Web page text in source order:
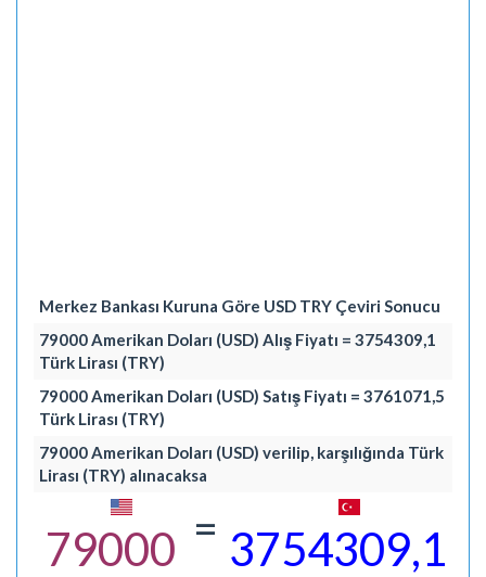
Merkez Bankası Kuruna Göre USD TRY Çeviri Sonucu
79000 Amerikan Doları (USD) Alış Fiyatı = 3754309,1
Türk Lirası (TRY)
79000 Amerikan Doları (USD) Satış Fiyatı = 3761071,5
Türk Lirası (TRY)
79000 Amerikan Doları (USD) verilip, karşılığında Türk
Lirası (TRY) alınacaksa
79000 = 3754309,1